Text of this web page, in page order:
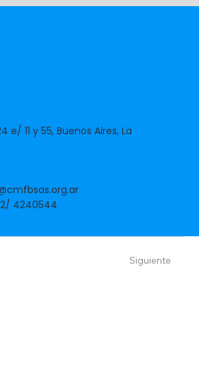
Siguiente
e/ 11 y 55, Buenos Aires, La
4240544